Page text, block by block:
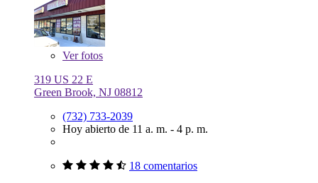
Verfotos
319 US 22 E
Green Brook, NJ 08812
(732) 733-2039
Hoy abierto de 11 a. m. - 4 p. m.
18 comentarios